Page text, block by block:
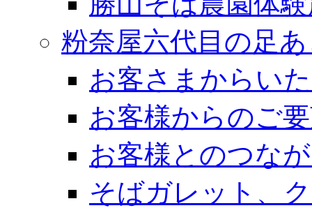
粉奈屋六代目の足
お客さまからい
お客様からのご
お客様とのつな
そばガレット、